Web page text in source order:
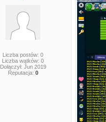
Liczba postów: 0
Liczba wątków: 0
Dołączył: Jun 2019
Reputacja: 0